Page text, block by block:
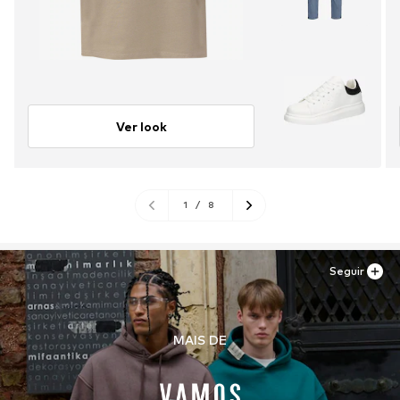
Ver look
1 / 8
MAIS DE
Seguir